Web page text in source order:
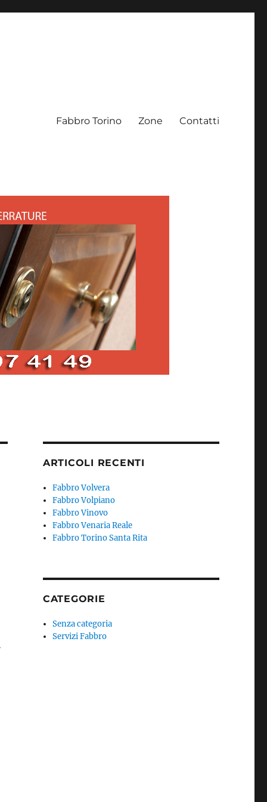
Fabbro Torino Zone Contatti
ARTICOLI RECENTI
Fabbro Volvera
Fabbro Volpiano
Fabbro Vinovo
Fabbro Venaria Reale
Fabbro Torino Santa Rita
CATEGORIE
Senza categoria
Servizi Fabbro